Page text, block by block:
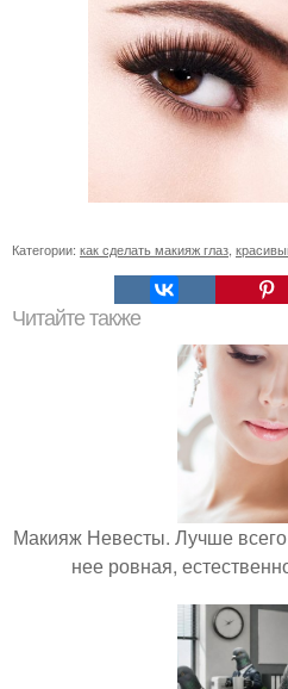
Категории: как сделать макияж глаз
Читайте также
Макияж Невесты. Лучше всего
нее ровная,